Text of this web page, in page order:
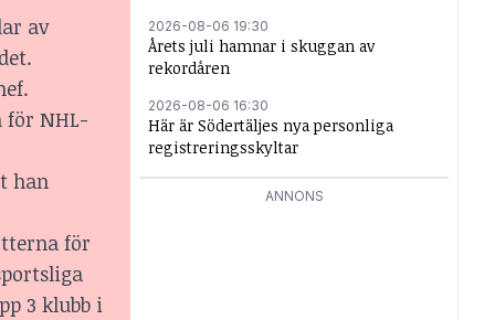
av
för NHL-
han
för
3 klubb i
2026-08-06 19:30
Årets juli hamnar i skuggan av
rekordåren
2026-08-06 16:30
Här är Södertäljes nya personliga
registreringsskyltar
ANNONS